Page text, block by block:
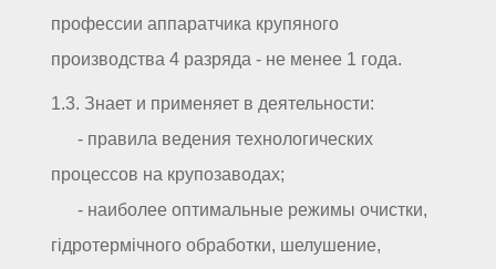
профессии аппаратчика крупяного
производства 4 разряда - не менее 1 года.
1.3. Знает и применяет в деятельности:
- правила ведения технологических
процессов на крупозаводах;
- наиболее оптимальные режимы очистки,
гідротермічного обработки, шелушение,